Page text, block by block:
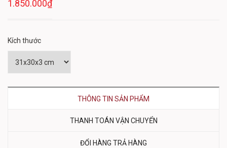
1.850.000₫
Kích thước
THÔNG TIN SẢN PHẨM
THANH TOÁN VẬN CHUYỂN
ĐỔI HÀNG TRẢ HÀNG